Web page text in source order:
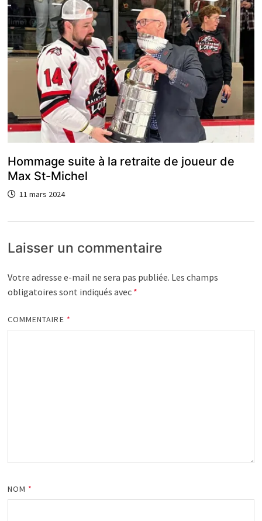
Hommage suite à la retraite de joueur de
Max St-Michel
11 mars 2024
Laisser un commentaire
Votre adresse e-mail ne sera pas publiée. Les champs
obligatoires sont indiqués avec *
COMMENTAIRE *
NOM *